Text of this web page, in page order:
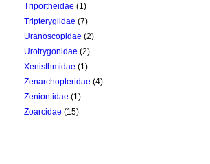
Triportheidae (1)
Tripterygiidae (7)
Uranoscopidae (2)
Urotrygonidae (2)
Xenisthmidae (1)
Zenarchopteridae (4)
Zeniontidae (1)
Zoarcidae (15)